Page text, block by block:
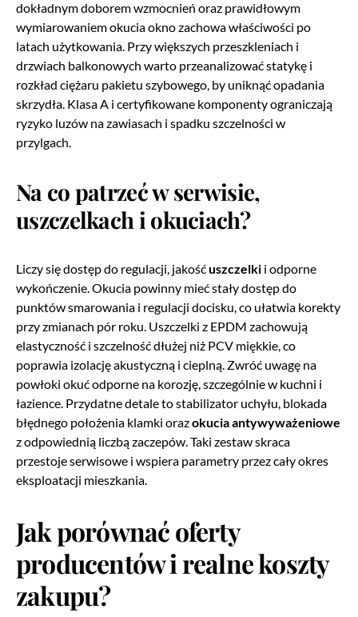
dokładnym doborem wzmocnień oraz prawidłowym
wymiarowaniem okucia okno zachowa właściwości po
latach użytkowania. Przy większych przeszkleniach i
drzwiach balkonowych warto przeanalizować statykę i
rozkład ciężaru pakietu szybowego, by uniknąć opadania
skrzydła. Klasa A i certyfikowane komponenty ograniczają
ryzyko luzów na zawiasach i spadku szczelności w
przylgach.
Na co patrzeć w serwisie,
uszczelkach i okuciach?
Liczy się dostęp do regulacji, jakośćuszczelki i odporne
wykończenie. Okucia powinny mieć stały dostęp do
punktów smarowania i regulacji docisku, co ułatwia korekty
przy zmianach pór roku. Uszczelki z EPDM zachowują
elastyczność i szczelność dłużej niż PCV miękkie, co
poprawia izolację akustyczną i cieplną. Zwróć uwagę na
powłoki okuć odporne na korozję, szczególnie w kuchni i
łazience. Przydatne detale to stabilizator uchyłu, blokada
błędnego położenia klamki orazokucia antywyważeniowe
z odpowiednią liczbą zaczepów. Taki zestaw skraca
przestoje serwisowe i wspiera parametry przez cały okres
eksploatacji mieszkania.
Jak porównać oferty
producentów i realne koszty
zakupu?